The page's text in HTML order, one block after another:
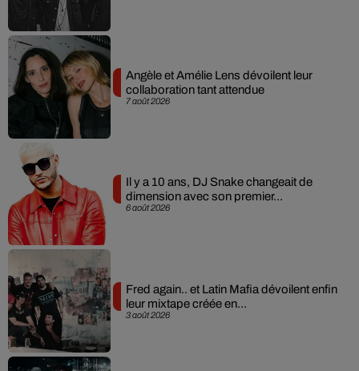
7 août 2026
Angèle et Amélie Lens dévoilent leur
collaboration tant attendue
6 août 2026
Il y a 10 ans, DJ Snake changeait de
dimension avec son premier...
3 août 2026
Fred again.. et Latin Mafia dévoilent enfin
leur mixtape créée en...